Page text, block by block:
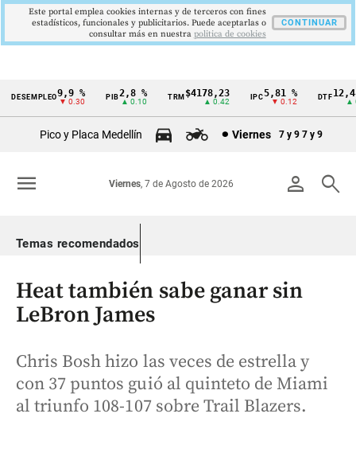
Cintillo
Colombia
DESEMPLEO 9,9 %
▼ 0.30
PIB2,8 %
▲ 0.10
TRM$4178,23
▲ 0.42
5,81 %
▼ 0.12
DTF12,48
▲
Pico y Placa Medellín Viernes 7 y 9 7 y 9
person search
Viernes, 7 de Agosto de 2026
menu
Temas recomendados
Heat también sabe ganar sin
LeBron James
Chris Bosh hizo las veces de estrella y
con 37 puntos guió al quinteto de Miami
al triunfo 108-107 sobre Trail Blazers.
Este portal emplea cookies internas y de terceros con fines
estadísticos, funcionales y publicitarios. Puede aceptarlas o
consultar más en nuestra politica de cookies
CONTINUAR